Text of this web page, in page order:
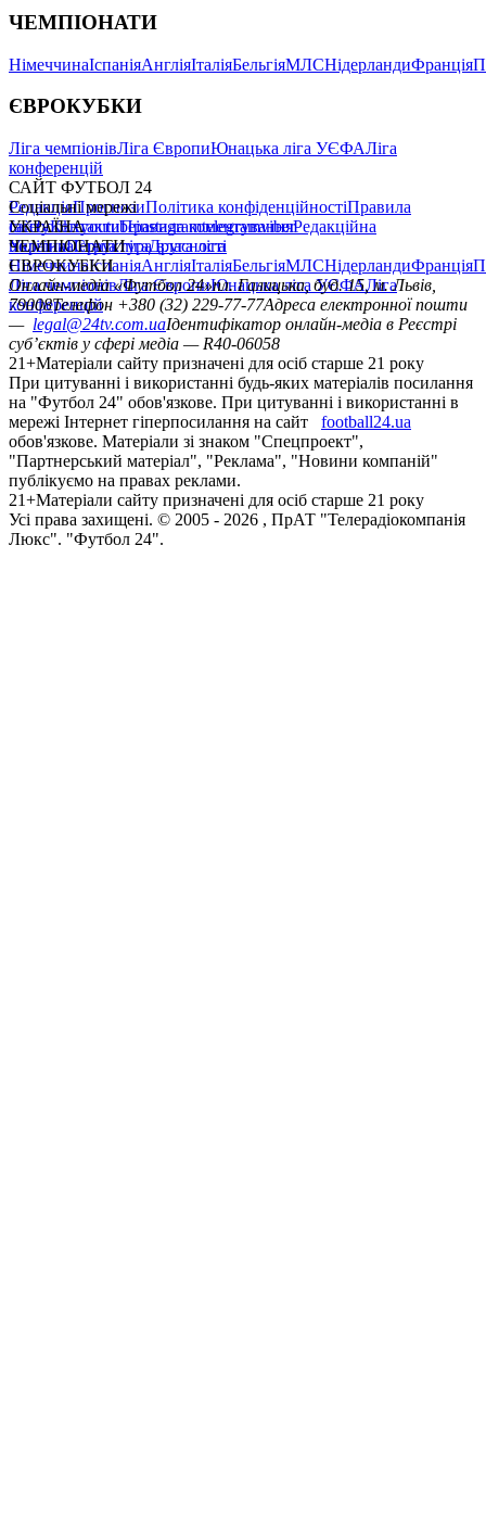
ЧЕМПІОНАТИ
НімеччинаІспаніяАнгліяІталіяБельгіяМЛСНідерландиФранція
ЄВРОКУБКИ
Ліга чемпіонівЛіга ЄвропиЮнацька ліга УЄФАЛіга
конференцій
САЙТ ФУТБОЛ 24
РедакціяПрогнозиПолітика конфіденційностіПравила
сайтуКонтактиПравила коментуванняРедакційна
політикаСтруктура власності
Соціальні мережі
facebookxyoutubeinstagramtelegramviber
УКРАЇНА
УкраїнаПерша лігаДруга ліга
ЧЕМПІОНАТИ
НімеччинаІспаніяАнгліяІталіяБельгіяМЛСНідерландиФранція
ЄВРОКУБКИ
Ліга чемпіонівЛіга ЄвропиЮнацька ліга УЄФАЛіга
конференцій
Онлайн-медіа «Футбол 24»пл. Галицька, буд. 15, м. Львів,
79008Телефон +380 (32) 229-77-77Адреса електронної пошти
— legal@24tv.com.uaІдентифікатор онлайн-медіа в Реєстрі
суб’єктів у сфері медіа — R40-06058
21+Матеріали сайту призначені для осіб старше 21 року
При цитуванні і використанні будь-яких матеріалів посилання
на "Футбол 24" обов'язкове. При цитуванні і використанні в
мережі Інтернет гіперпосилання на сайт
football24.ua
обов'язкове. Матеріали зі знаком "Спецпроект",
"Партнерський матеріал", "Реклама", "Новини компаній"
публікуємо на правах реклами.
21+Матеріали сайту призначені для осіб старше 21 року
Усi права захищенi. © 2005 - 2026 , ПрАТ "Телерадіокомпанія
Люкс". "Футбол 24".